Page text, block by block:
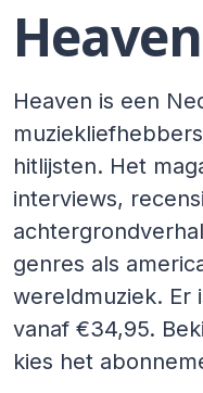
Heaven
Heaven is een
hitlijsten. Het
interviews,
genres als
wereldmuziek. Er
vanaf €34,95.
kies het